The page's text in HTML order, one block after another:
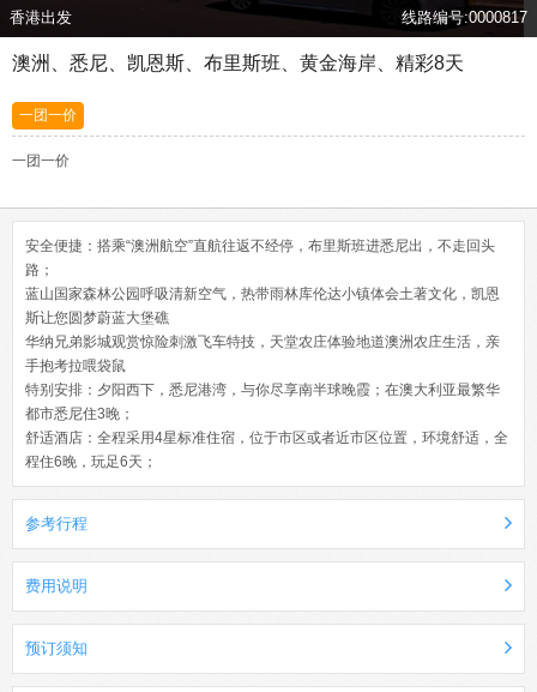
香港出发 线路编号:0000817
澳洲、悉尼、凯恩斯、布里斯班、黄金海岸、精彩8天
一团一价
一团一价
安全便捷：搭乘“澳洲航空”直航往返不经停，布里斯班进悉尼出，不走回头
路；
蓝山国家森林公园呼吸清新空气，热带雨林库伦达小镇体会土著文化，凯恩
斯让您圆梦蔚蓝大堡礁
华纳兄弟影城观赏惊险刺激飞车特技，天堂农庄体验地道澳洲农庄生活，亲
手抱考拉喂袋鼠
特别安排：夕阳西下，悉尼港湾，与你尽享南半球晚霞；在澳大利亚最繁华
都市悉尼住3晚；
舒适酒店：全程采用4星标准住宿，位于市区或者近市区位置，环境舒适，全
程住6晚，玩足6天；
参考行程
费用说明
预订须知